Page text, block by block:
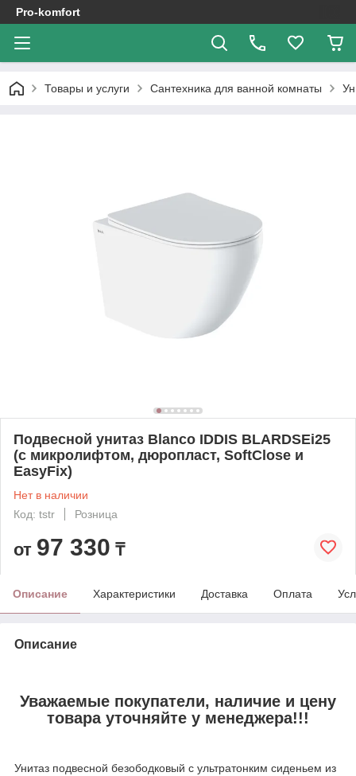
Pro-komfort
Товары и услуги Сантехника для ванной комнаты
Подвесной унитаз Blanco IDDIS BLARDSEi25
(с микролифтом, дюропласт, SoftClose и
EasyFix)
Нет в наличии
Код: tstr
Розница
от 97 330 ₸
Описание Характеристики Доставка Оплата
Описание
Уважаемые покупатели, наличие и цену
товара уточняйте у менеджера!!!
Унитаз подвесной безободковый с ультратонким сиденьем из